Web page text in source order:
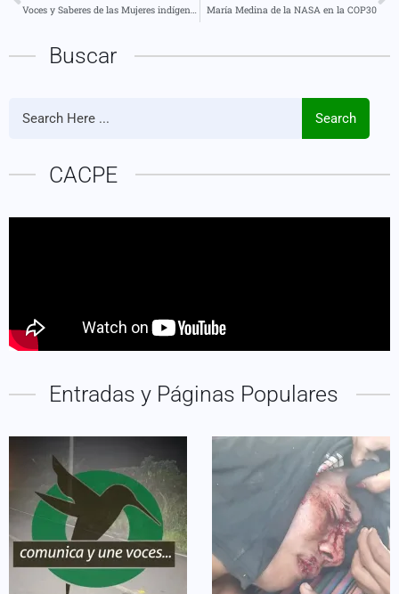
Voces y Saberes de las Mujeres indígenas-COP30 María Medina de la NASA en la COP30
Buscar
Search
CACPE
Entradas y Páginas Populares